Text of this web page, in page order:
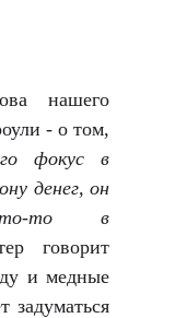
нашего
- о том,
фокус в
денег, он
то в
говорит
и медные
задуматься